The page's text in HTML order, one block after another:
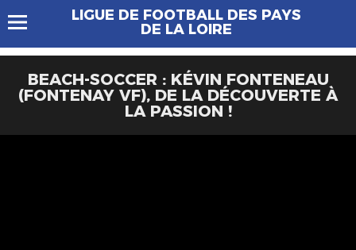
LIGUE DE FOOTBALL DES PAYS
DE LA LOIRE
BEACH-SOCCER : KÉVIN FONTENEAU
(FONTENAY VF), DE LA DÉCOUVERTE À
LA PASSION !